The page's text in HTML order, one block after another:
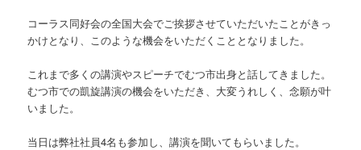
コーラス同好会の全国大会でご挨拶させていただいたことがきっ
かけとなり、このような機会をいただくこととなりました。
これまで多くの講演やスピーチでむつ市出身と話してきました。
むつ市での凱旋講演の機会をいただき、大変うれしく、念願が叶
いました。
当日は弊社社員4名も参加し、講演を聞いてもらいました。